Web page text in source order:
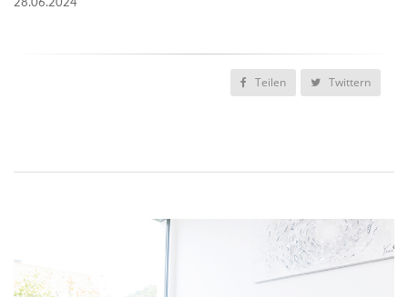
28.06.2024
Teilen Twittern